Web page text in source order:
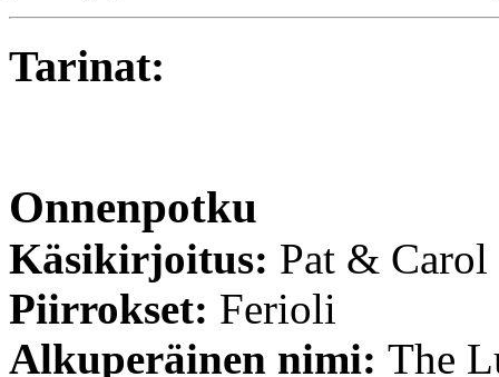
Tarinat:
Onnenpotku
Käsikirjoitus: Pat &
Piirrokset: Ferioli
Alkuperäinen nimi: The